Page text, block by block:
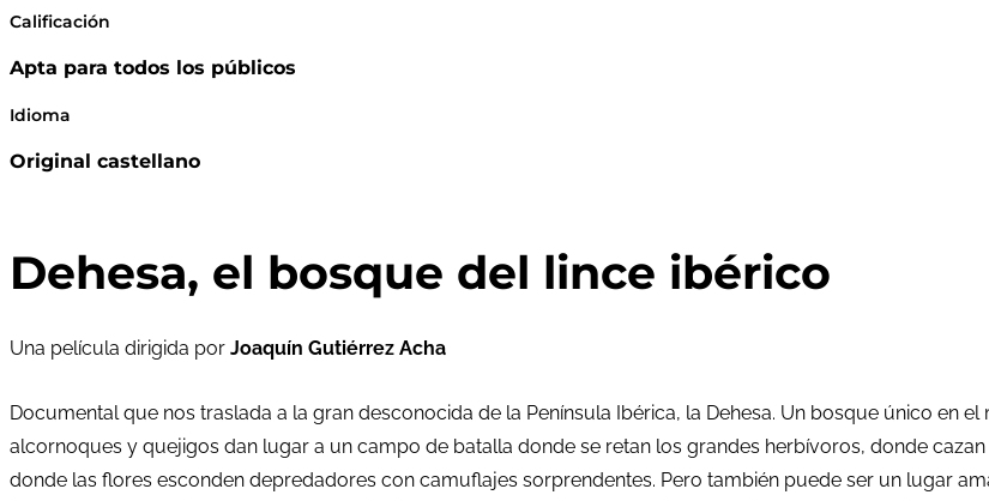
Calificación
Apta para todos los públicos
Idioma
Original castellano
Dehesa, el bosque del lince ibérico
Una película dirigida por Joaquín Gutiérrez Acha
Documental que nos traslada a la gran desconocida de la Península Ibérica, la Dehesa. Un bosque único en
alcornoques y quejigos dan lugar a un campo de batalla donde se retan los grandes herbívoros, donde
donde las flores esconden depredadores con camuflajes sorprendentes. Pero también puede ser un lugar